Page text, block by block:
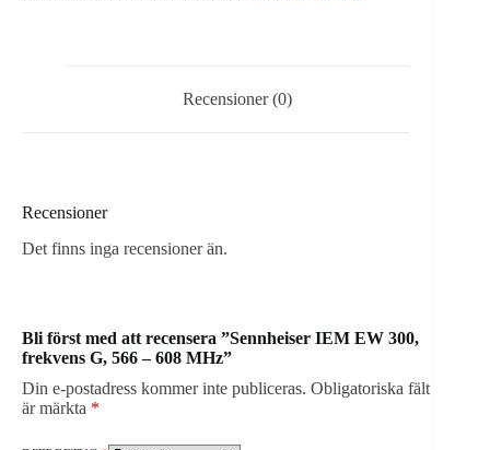
Recensioner (0)
Recensioner
Det finns inga recensioner än.
Bli först med att recensera ”Sennheiser IEM EW 300,
frekvens G, 566 – 608 MHz”
Din e-postadress kommer inte publiceras. Obligatoriska fält
är märkta *